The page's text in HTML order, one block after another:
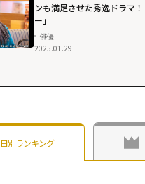
ンも満足させた秀逸ドラマ
ー」
俳優
2025.01.29
日別ランキング